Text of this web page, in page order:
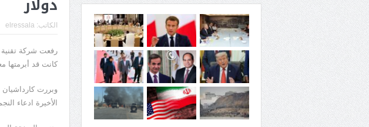
الكاتب: elressala
رفعت شركة تقنية
كانت قد أبرمتها
الأخيرة ادعاء